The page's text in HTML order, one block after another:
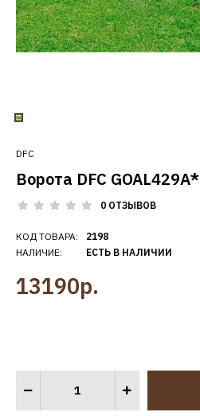
DFC
Ворота DFC GOAL429A*
0 ОТЗЫВОВ
КОД ТОВАРА:
НАЛИЧИЕ:
2198
ЕСТЬ В НАЛИЧИИ
13190р.